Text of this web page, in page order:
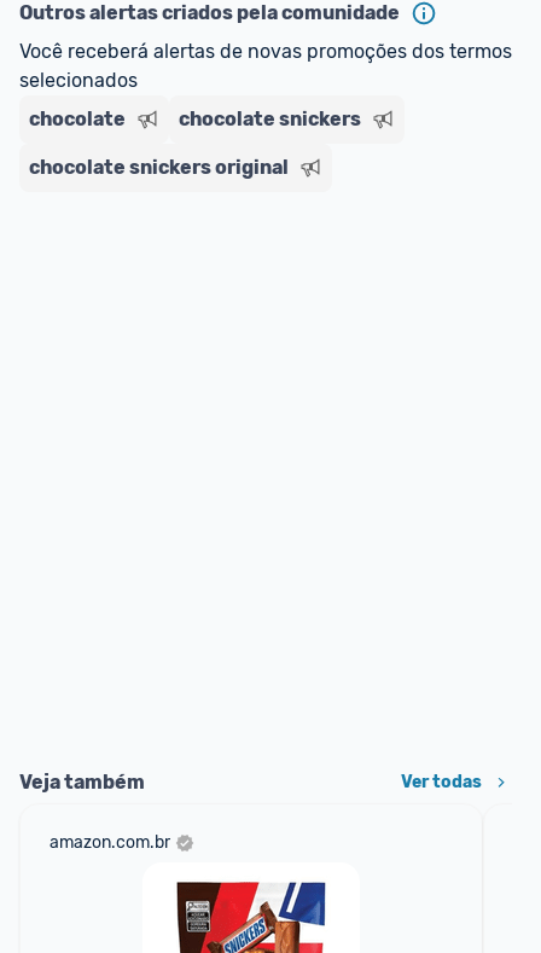
Outros alertas criados pela comunidade
Você receberá alertas de novas promoções dos termos
selecionados
chocolate
chocolate snickers
chocolate snickers original
Veja também Ver todas
amazon.com.br